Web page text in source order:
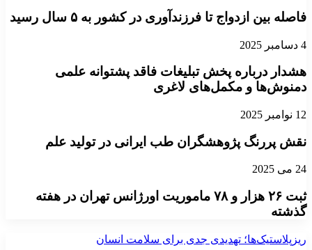
فاصله بین ازدواج تا فرزندآوری در کشور به ۵ سال رسید
4 دسامبر 2025
هشدار درباره پخش تبلیغات فاقد پشتوانه علمی
دمنوش‌ها و مکمل‌های لاغری
12 نوامبر 2025
نقش پررنگ پژوهشگران طب ایرانی در تولید علم
24 می 2025
ثبت ۲۶ هزار و ۷۸ ماموریت اورژانس تهران در هفته
گذشته
ریزپلاستیک‌ها؛ تهدیدی جدی برای سلامت انسان